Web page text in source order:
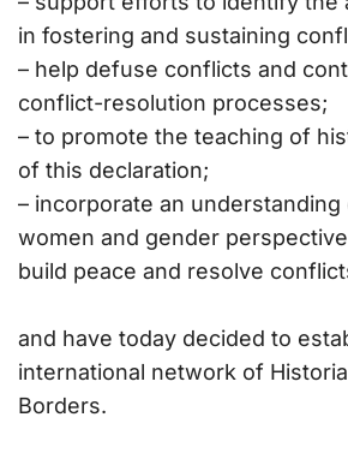
in fostering and sustaining
– help defuse conflicts and
conflict-resolution processes;
– to promote the teaching of
of this declaration;
– incorporate an
women and gender
build peace and resolve
and have today decided to
international network of
Borders.